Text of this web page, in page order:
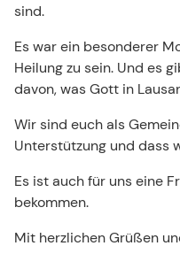
sind.
Es war ein besonderer
Heilung zu sein. Und es
davon, was Gott in
Wir sind euch als
Unterstützung und dass
Es ist auch für uns eine
bekommen.
Mit herzlichen Grüßen